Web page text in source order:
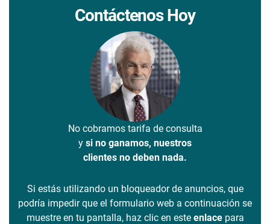
Contáctenos Hoy
No cobramos tarifa de consulta
y si no ganamos, nuestros
clientes no deben nada.
Si estás utilizando un bloqueador de anuncios, que
podría impedir que el formulario web a continuación se
muestre en tu pantalla, haz clic en este enlacepara